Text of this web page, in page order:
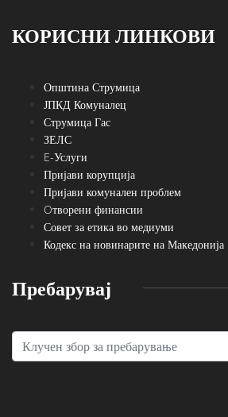
КОРИСНИ ЛИНКОВИ
Општина Струмица
ЈПКД Комуналец
Струмица Гас
ЗЕЛС
E-Услуги
Пријави корупција
Пријави комунален проблем
Oтворени финансии
Совет за етика во медиуми
Кодекс на новинарите на Македонија
Пребарувај